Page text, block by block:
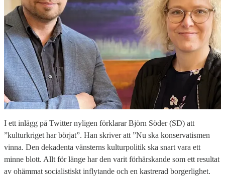
I ett inlägg på Twitter nyligen förklarar Björn Söder (SD) att
”kulturkriget har börjat”. Han skriver att ”Nu ska konservatismen
vinna. Den dekadenta vänsterns kulturpolitik ska snart vara ett
minne blott. Allt för länge har den varit förhärskande som ett resultat
av ohämmat socialistiskt inflytande och en kastrerad borgerlighet.